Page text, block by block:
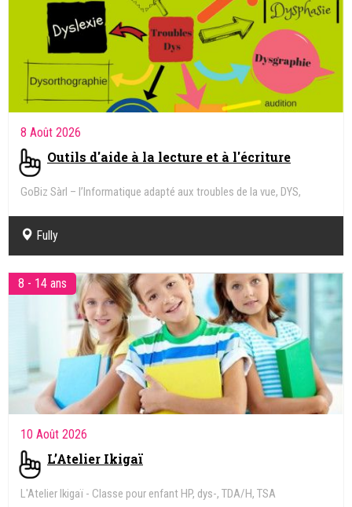
8 Août 2026
Outils d'aide à la lecture et à l'écriture
GoBiz Sàrl – l’Informatique adapté aux troubles de la vue, DYS,
Fully
8 - 14 ans
10 Août 2026
L’Atelier Ikigaï
L'Atelier Ikigaï - Classe pour enfant HP, dys-, TDA/H, TSA